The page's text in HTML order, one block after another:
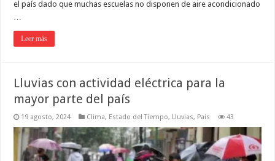
el país dado que muchas escuelas no disponen de aire acondicionado
Leer más
Lluvias con actividad eléctrica para la
mayor parte del país
19 agosto, 2024 Clima, Estado del Tiempo, Lluvias, Pais 43